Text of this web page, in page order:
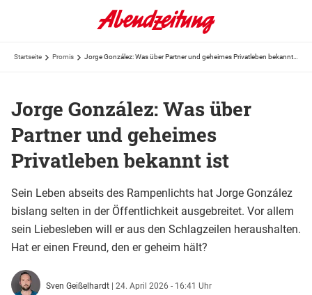
Startseite Promis
Jorge González: Was über
Partner und geheimes
Privatleben bekannt ist
Sein Leben abseits des Rampenlichts hat Jorge González
bislang selten in der Öffentlichkeit ausgebreitet. Vor allem
sein Liebesleben will er aus den Schlagzeilen heraushalten.
Hat er einen Freund, den er geheim hält?
Sven Geißelhardt | 24. April 2026 - 16:41 Uhr